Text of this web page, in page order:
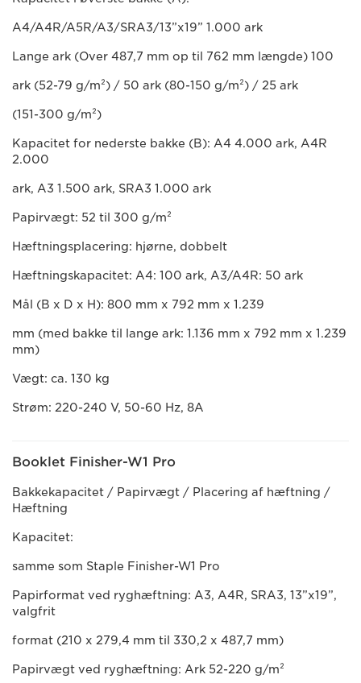
A4/A4R/A5R/A3/SRA3/13”x19” 1.000 ark
Lange ark (Over 487,7 mm op til 762 mm længde) 100
ark (52-79 g/m²) / 50 ark (80-150 g/m²) / 25 ark
(151-300 g/m²)
Kapacitet for nederste bakke (B): A4 4.000 ark, A4R
2.000
ark, A3 1.500 ark, SRA3 1.000 ark
Papirvægt: 52 til 300 g/m²
Hæftningsplacering: hjørne, dobbelt
Hæftningskapacitet: A4: 100 ark, A3/A4R: 50 ark
Mål (B x D x H): 800 mm x 792 mm x 1.239
mm (med bakke til lange ark: 1.136 mm x 792 mm x 1.239
mm)
Vægt: ca. 130 kg
Strøm: 220-240 V, 50-60 Hz, 8A
Booklet Finisher-W1 Pro
Bakkekapacitet / Papirvægt / Placering af hæftning /
Hæftning
Kapacitet:
samme som Staple Finisher-W1 Pro
Papirformat ved ryghæftning: A3, A4R, SRA3, 13”x19”,
valgfrit
format (210 x 279,4 mm til 330,2 x 487,7 mm)
Papirvægt ved ryghæftning: Ark 52-220 g/m²